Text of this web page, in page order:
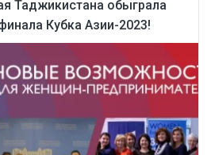
Таджикистана обыграла
Кубка Азии-2023!